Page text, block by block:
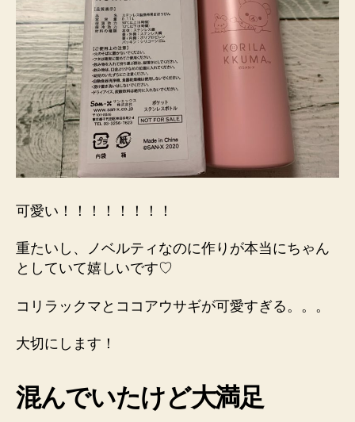
可愛い！！！！！！！！
重たいし、ノベルティなのに作りが本当にちゃん
としていて嬉しいです♡
コリラックマとココアウサギが可愛すぎる。。。
大切にします！
混んでいたけど大満足